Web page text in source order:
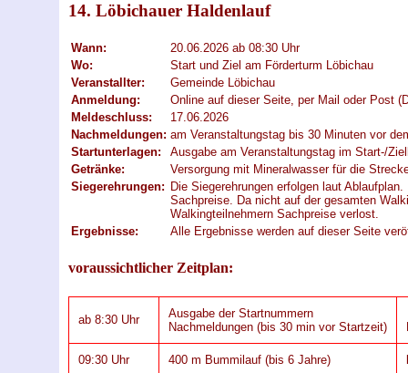
14. Löbichauer Haldenlauf
Wann:
20.06.2026 ab 08:30 Uhr
Wo:
Start und Ziel am Förderturm Löbichau
Veranstallter:
Gemeinde Löbichau
Anmeldung:
Online auf dieser Seite, per Mail oder Post
Meldeschluss:
17.06.2026
Nachmeldungen: am Veranstaltungstag bis 30 Minuten vor
Startunterlagen:
Ausgabe am Veranstaltungstag im Start-/
Getränke:
Versorgung mit Mineralwasser für die
Siegerehrungen: Die Siegerehrungen erfolgen laut
Sachpreise. Da nicht auf der gesamten
Walkingteilnehmern Sachpreise verlost.
Ergebnisse:
Alle Ergebnisse werden auf dieser Seite
voraussichtlicher Zeitplan:
ab 8:30 Uhr
Ausgabe der Startnummern
Nachmeldungen (bis 30 min vor Startzeit)
09:30 Uhr 400 m Bummilauf (bis 6 Jahre)